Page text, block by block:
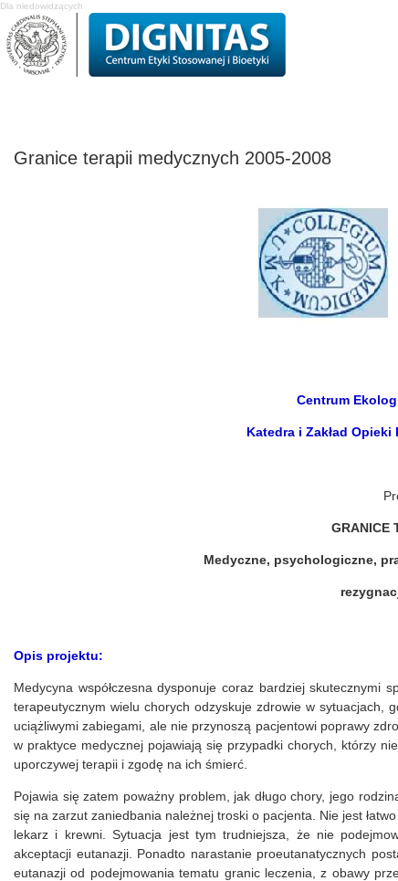
Dla niedowidzących
Granice terapii medycznych 2005-2008
Centrum
Katedra i Zakład
GRANICE
Medyczne, psychologiczne,
Opis projektu:
Medycyna współczesna dysponuje coraz bardziej skutecznymi
terapeutycznym wielu chorych odzyskuje zdrowie w
uciążliwymi zabiegami, ale nie przynoszą pacjentowi poprawy
w praktyce medycznej pojawiają się przypadki chorych, którzy
uporczywej terapii i zgodę na ich śmierć.
Pojawia się zatem poważny problem, jak długo chory, jego
się na zarzut zaniedbania należnej troski o pacjenta. Nie jest
lekarz i krewni. Sytuacja jest tym trudniejsza, że nie
akceptacji eutanazji. Ponadto narastanie proeutanatycznych
eutanazji od podejmowania tematu granic leczenia, z obawy